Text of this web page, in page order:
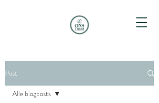
Post
Alle blogposts